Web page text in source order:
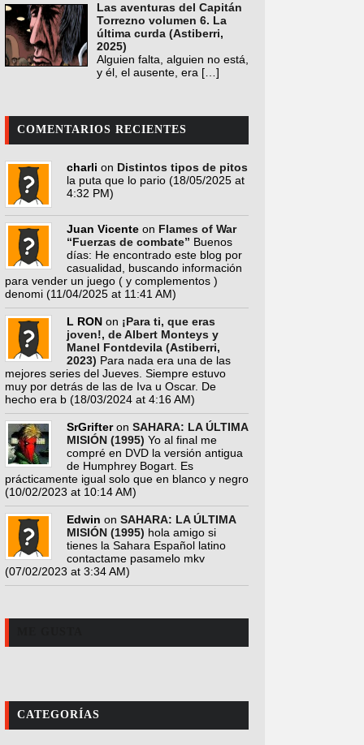
Las aventuras del Capitán
Torrezno volumen 6. La
última curda (Astiberri,
2025)
Alguien falta, alguien no está,
y él, el ausente, era […]
COMENTARIOS RECIENTES
charli on Distintos tipos de pitos
la puta que lo pario (18/05/2025 at
4:32 PM)
Juan Vicente on Flames of War
“Fuerzas de combate” Buenos
días: He encontrado este blog por
casualidad, buscando información
para vender un juego ( y complementos )
denomi (11/04/2025 at 11:41 AM)
L RON on ¡Para ti, que eras
joven!, de Albert Monteys y
Manel Fontdevila (Astiberri,
2023) Para nada era una de las
mejores series del Jueves. Siempre estuvo
muy por detrás de las de Iva u Oscar. De
hecho era b (18/03/2024 at 4:16 AM)
SrGrifteron SAHARA: LA ÚLTIMA
MISIÓN (1995) Yo al final me
compré en DVD la versión antigua
de Humphrey Bogart. Es
prácticamente igual solo que en blanco y negro
(10/02/2023 at 10:14 AM)
Edwin on SAHARA: LA ÚLTIMA
MISIÓN (1995) hola amigo si
tienes la Sahara Español latino
contactame pasamelo mkv
(07/02/2023 at 3:34 AM)
CATEGORÍAS